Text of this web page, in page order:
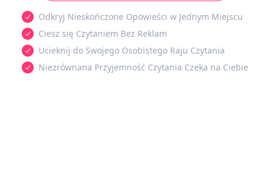
Odkryj Nieskończone Opowieści w Jednym Miejscu
Ciesz się Czytaniem Bez Reklam
Ucieknij do Swojego Osobistego Raju Czytania
Niezrównana Przyjemność Czytania Czeka na Ciebie